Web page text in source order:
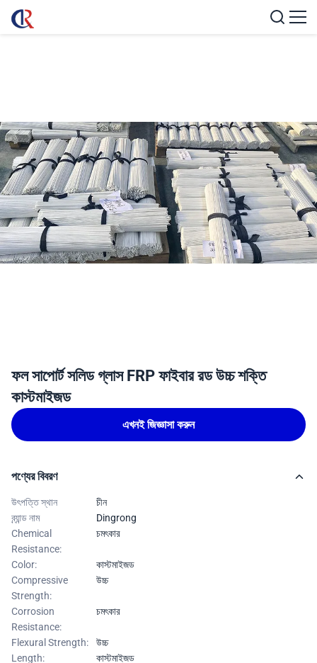
ফল সাপোর্ট সলিড গ্লাস FRP ফাইবার রড উচ্চ শক্তি
কাস্টমাইজড
এখনই জিজ্ঞাসা করুন
পণ্যের বিবরণ
উৎপত্তি স্থান
চীন
ব্র্যান্ড নাম
Dingrong
Chemical
Resistance:
চমৎকার
Color:
কাস্টমাইজড
Compressive
Strength:
উচ্চ
Corrosion
Resistance:
চমৎকার
Flexural Strength:
উচ্চ
Length:
কাস্টমাইজড